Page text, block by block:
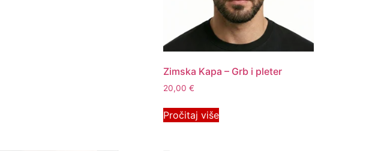
Zimska Kapa – Grb i pleter
20,00€
Pročitaj više